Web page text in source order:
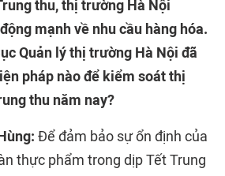
thu, thị trường Hà Nội
mạnh về nhu cầu hàng hóa.
Quản lý thị trường Hà Nội đã
pháp nào để kiểm soát thị
thu năm nay?
Để đảm bảo sự ổn định của
thực phẩm trong dịp Tết Trung